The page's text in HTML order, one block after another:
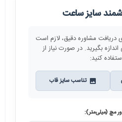
سایز ساعت
دریافت مشاوره دقیق، لازم است
بگیرید. در صورت نیاز از
کنید:
تناسب سایز قاب
مچ (میلی‌متر):